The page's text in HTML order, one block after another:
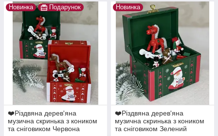
Новинка Подарунок
❤️Різдвяна дерев'яна
музична скринька з коником
та сніговиком Червона
Новинка
❤️Різдвяна дерев'яна
музична скринька з коником
та сніговиком Зелений